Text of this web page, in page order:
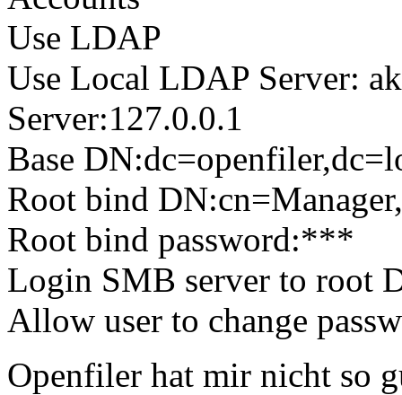
Use LDAP
Use Local LDAP Server:
Server:127.0.0.1
Base
Root bind
Root bind password:***
Login SMB server to root
Allow user to change
Openfiler hat mir nicht so